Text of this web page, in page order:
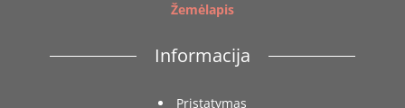
Žemėlapis
Informacija
Pristatymas